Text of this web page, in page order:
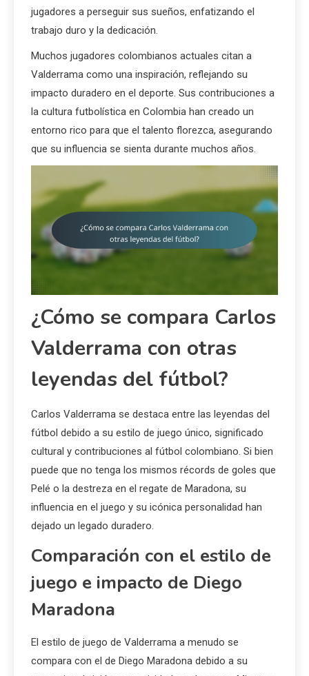
jugadores a perseguir sus sueños, enfatizando el
trabajo duro y la dedicación.
Muchos jugadores colombianos actuales citan a
Valderrama como una inspiración, reflejando su
impacto duradero en el deporte. Sus contribuciones a
la cultura futbolística en Colombia han creado un
entorno rico para que el talento florezca, asegurando
que su influencia se sienta durante muchos años.
¿Cómo se compara Carlos
Valderrama con otras
leyendas del fútbol?
Carlos Valderrama se destaca entre las leyendas del
fútbol debido a su estilo de juego único, significado
cultural y contribuciones al fútbol colombiano. Si bien
puede que no tenga los mismos récords de goles que
Pelé o la destreza en el regate de Maradona, su
influencia en el juego y su icónica personalidad han
dejado un legado duradero.
Comparación con el estilo de
juego e impacto de Diego
Maradona
El estilo de juego de Valderrama a menudo se
compara con el de Diego Maradona debido a su